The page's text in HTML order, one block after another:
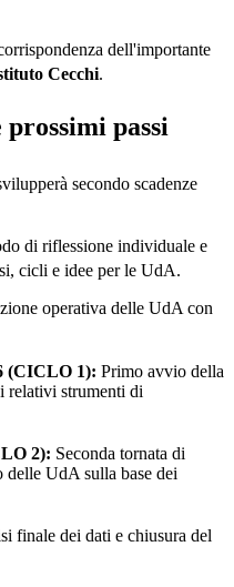
dell'importante
Cecchi.
passi
secondo scadenze
di riflessione individuale e
cicli e idee per le UdA.
operativa delle UdA con
(CICLO 1): Primo avvio della
relativi strumenti di
2): Seconda tornata di
delle UdA sulla base dei
finale dei dati e chiusura del